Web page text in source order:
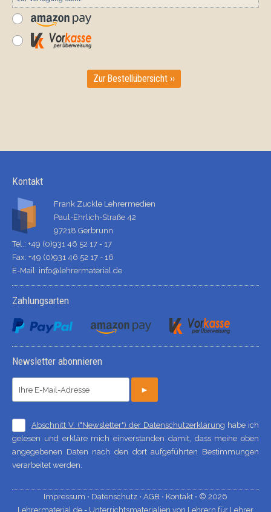
Zur Bestellübersicht ››
Kontakt
Frank Zuckle Lehrermedien
Paul-Ehrlich-Straße 42
97218 Gerbrunn
Tel.: +49 (0)931 46 52 17 - 17
Fax: +49 (0)931 46 52 17 - 16
E-Mail: info@lehrermaterial.de
Zahlungsarten
Newsletter abonnieren
►
Abschnitt V. ("Newsletter") der Datenschutzerklärung habe ich
gelesen und erkläre mich einverstanden damit, dass meine oben
angegebenen Daten nach den dort aufgeführten Bestimmungen
verarbeitet werden.
Impressum ⋅ Datenschutz ⋅ AGB ⋅ Kontakt ⋅ © 2026
Lehrermaterial.de - Unterrichtsmaterialien von Lehrern für Lehrer